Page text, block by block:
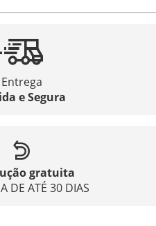
Entrega
e Segura
gratuita
DE ATÉ 30 DIAS